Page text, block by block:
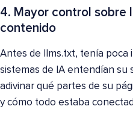
4. Mayor control sobre
contenido
Antes de llms.txt, tenía poca
sistemas de IA entendían su
adivinar qué partes de su
y cómo todo estaba